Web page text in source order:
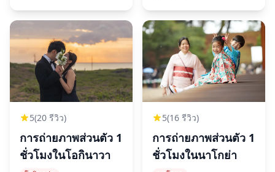
5(20 รีวิว)
การถ่ายภาพส่วนตัว 1
ชั่วโมงในโอกินาวา
5(16 รีวิว)
การถ่ายภาพส่วนตัว 1
ชั่วโมงในนาโกย่า